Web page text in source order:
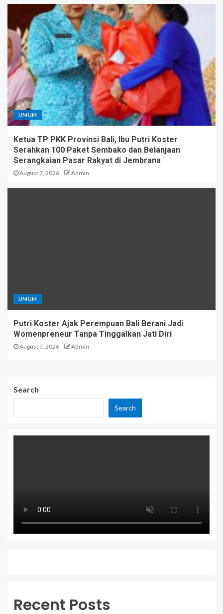
UMUM
Ketua TP PKK Provinsi Bali, Ibu Putri Koster
Serahkan 100 Paket Sembako dan Belanjaan
Serangkaian Pasar Rakyat di Jembrana
August 7, 2026 Admin
UMUM
Putri Koster Ajak Perempuan Bali Berani Jadi
Womenpreneur Tanpa Tinggalkan Jati Diri
August 7, 2026 Admin
Search
Search
Recent Posts